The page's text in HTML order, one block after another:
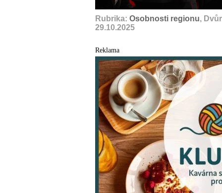
Rubrika: Osobnosti regionu,
29.10.2025
Reklama